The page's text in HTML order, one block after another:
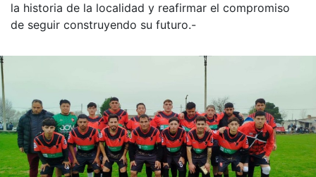
la historia de la localidad y reafirmar el compromiso
de seguir construyendo su futuro.-